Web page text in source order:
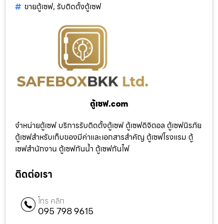
ขายตู้เซฟ, รับติดตั้งตู้เซฟ
ตู้เซฟ.com
จำหน่ายตู้เซฟ บริการรับติดตั้งตู้เซฟ ตู้เซฟดิจิตอล ตู้เซฟนิรภัย
ตู้เซฟสำหรับเก็บของมีค่าและเอกสารสำคัญ ตู้เซฟโรงแรม ตู้
เซฟสำนักงาน ตู้เซฟกันน้ำ ตู้เซฟกันไฟ
ติดต่อเรา
โทร คลิก
095 798 9615